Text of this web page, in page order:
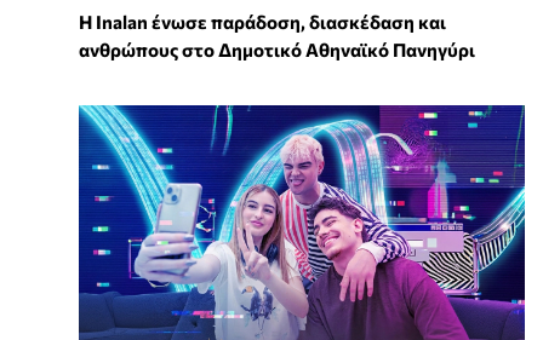
Η Inalan ένωσε παράδοση, διασκέδαση και
ανθρώπους στο Δημοτικό Αθηναϊκό Πανηγύρι